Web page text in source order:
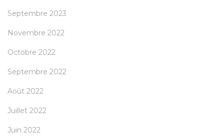
Septembre 2023
Novembre 2022
Octobre 2022
Septembre 2022
Août 2022
Juillet 2022
Juin 2022